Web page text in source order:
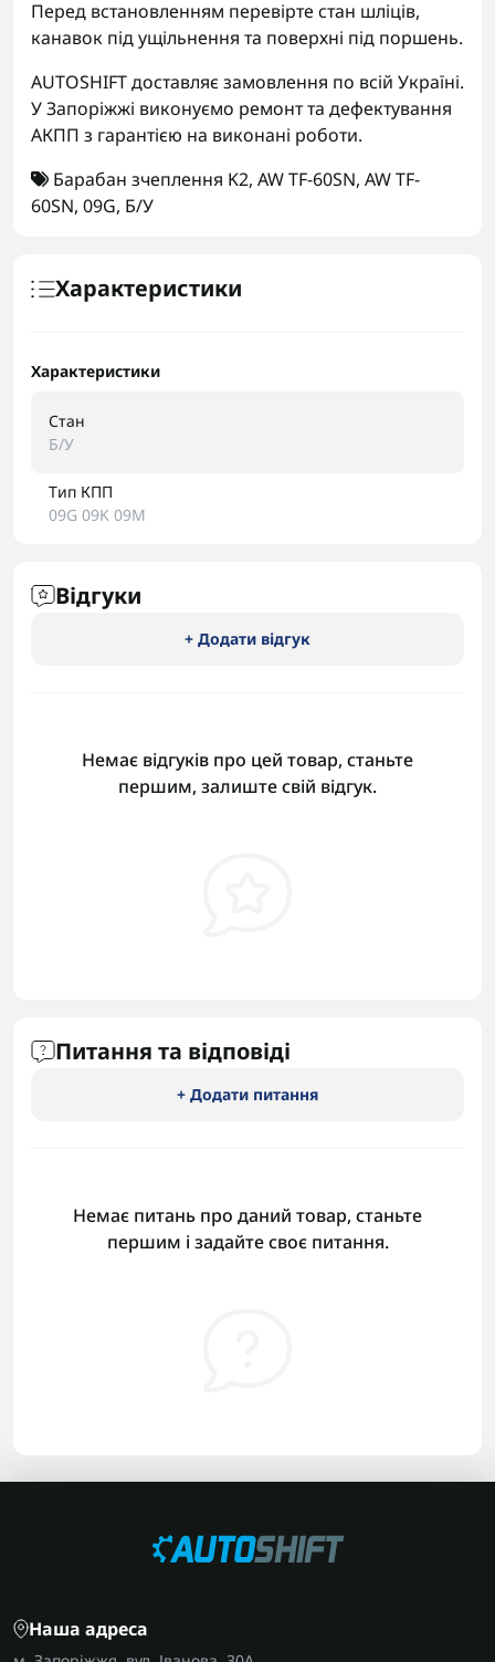
Перед встановленням перевірте стан шліців,
канавок під ущільнення та поверхні під поршень.
AUTOSHIFT доставляє замовлення по всій Україні.
У Запоріжжі виконуємо ремонт та дефектування
АКПП з гарантією на виконані роботи.
Барабан зчеплення K2, AW TF-60SN, AW TF-
60SN, 09G, Б/У
Характеристики
Характеристики
Стан
Б/У
Тип КПП
09G 09K 09M
Відгуки
+ Додати відгук
Немає відгуків про цей товар, станьте
першим, залиште свій відгук.
Питання та відповіді
+ Додати питання
Немає питань про даний товар, станьте
першим і задайте своє питання.
Наша адреса